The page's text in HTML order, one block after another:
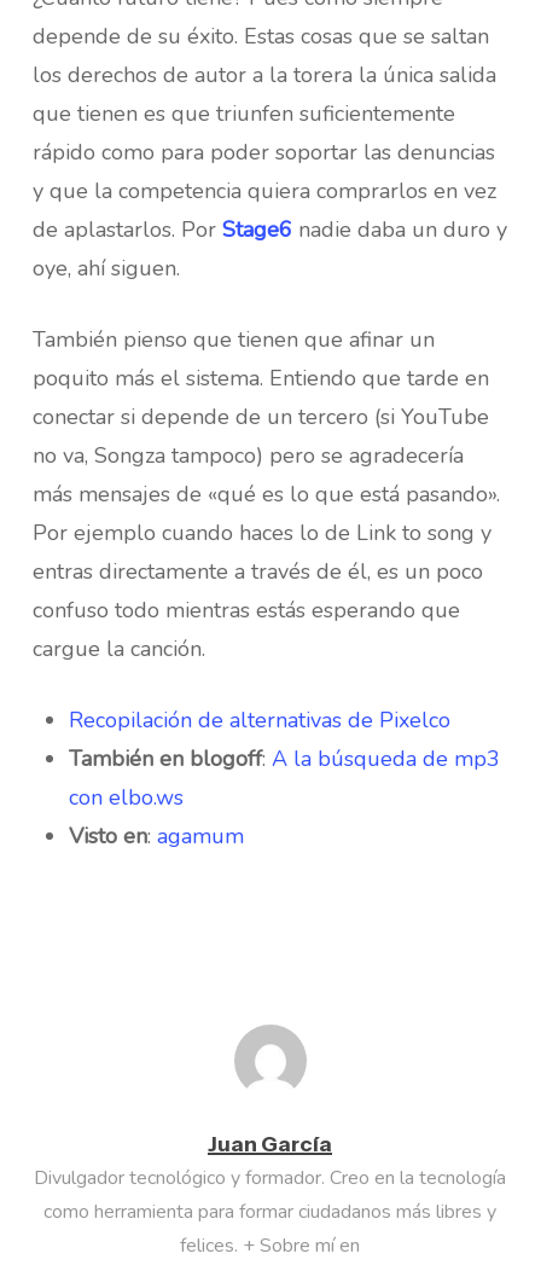
depende de su éxito. Estas cosas que se saltan
los derechos de autor a la torera la única salida
que tienen es que triunfen suficientemente
rápido como para poder soportar las denuncias
y que la competencia quiera comprarlos en vez
de aplastarlos. Por Stage6 nadie daba un duro y
oye, ahí siguen.
También pienso que tienen que afinar un
poquito más el sistema. Entiendo que tarde en
conectar si depende de un tercero (si YouTube
no va, Songza tampoco) pero se agradecería
más mensajes de «qué es lo que está pasando».
Por ejemplo cuando haces lo de Link to song y
entras directamente a través de él, es un poco
confuso todo mientras estás esperando que
cargue la canción.
Recopilación de alternativas de Pixelco
También en blogoff: A la búsqueda de mp3
con elbo.ws
Visto en: agamum
Juan García
Divulgador tecnológico y formador. Creo en la tecnología
como herramienta para formar ciudadanos más libres y
felices. + Sobre mí en